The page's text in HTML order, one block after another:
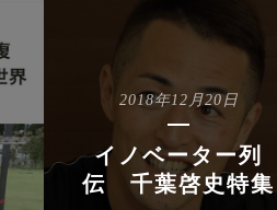
2018年12月20日
イノベーター列
伝 千葉啓史特集